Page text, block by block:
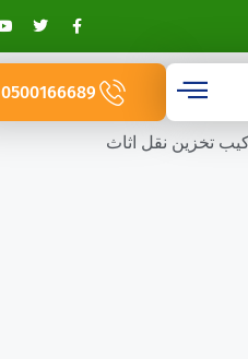
0500166689
تخزين نقل اثاث